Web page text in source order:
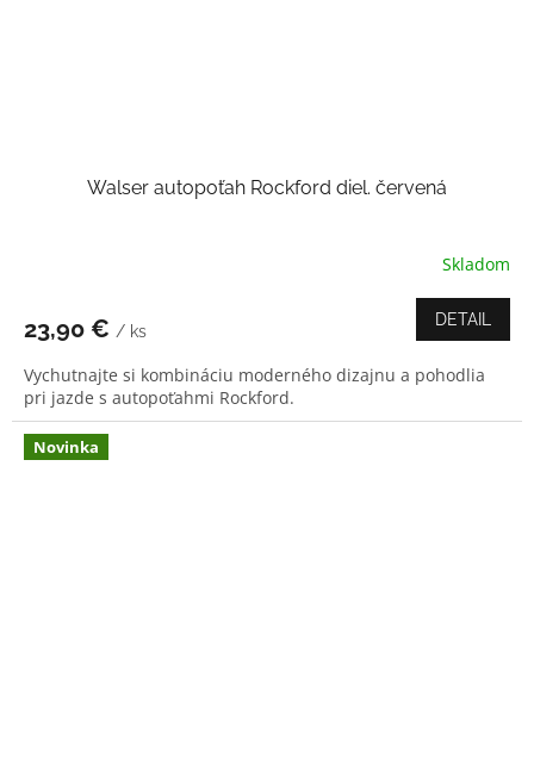
Walser autopoťah Rockford diel. červená
je
z
5
hviezdičiek.
Skladom
23,90 € / ks
DETAIL
Vychutnajte si kombináciu moderného dizajnu a pohodlia
pri jazde s autopoťahmi Rockford.
Novinka